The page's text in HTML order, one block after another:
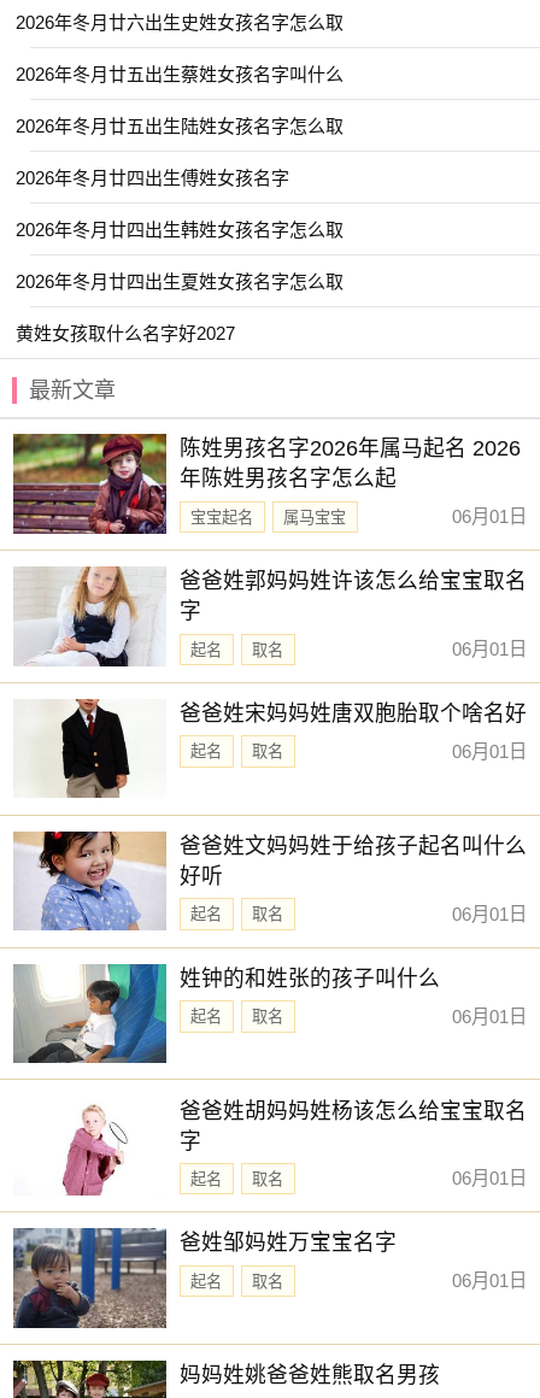
【云谣】 【书睿】 【书娴】 【亦闲】
【其晟】 【云昕】 【书敏】 【东璟】
【亭然】 【云枫】 【书言】 【佳昊】
【仰浩】 【元捷】 【华琪】 【乐淳】
【云晏】 【书承】 【书弘】 【云轼】
【冰颜】 【书颜】 【优艺】 【书言】
【予欣】 【依雯】 【云浩】 【元姝】
【云溪】 【义瑶】 【允廷】 【书蕴】
【书梦】 【冰莹】 【伊然】 【仕淇】
【元清】 【乐淳】 【亦洋】 【云涵】
【佩娴】 【初岚】 【乐洋】 【佳辰】
【乐博】 【卿林】 【云溪】 【云栋】
【乐川】 【书智】 【乔雅】 【可清】
【予诺】 【亦君】 【乐诗】 【乔毅】
【其书】 【俞昭】 【冬瑶】 【乐钧】
【亦航】 【冉婕】 【亦勋】 【云碧】
【乐渝】 【兰琳】 【净秋】 【亦洋】
【云琪】 【兰佩】 【函琪】 【乔苒】
【佩琼】 【之学】 【乐绮】 【冰洋】
【兆佳】 【书闻】 【云惟】 【云昕】
赐子好名，能伴子一生。想给宝宝取一个好名字吗？选
择下方的【宝宝起名】，为孩子起一个吉利的好名字吧。
2026年冬月廿六出生史姓女孩名字怎么取
2026年冬月廿五出生蔡姓女孩名字叫什么
2026年冬月廿五出生陆姓女孩名字怎么取
2026年冬月廿四出生傅姓女孩名字
2026年冬月廿四出生韩姓女孩名字怎么取
2026年冬月廿四出生夏姓女孩名字怎么取
黄姓女孩取什么名字好2027
最新文章
陈姓男孩名字2026年属马起名 2026
年陈姓男孩名字怎么起
宝宝起名
属马宝宝
新生儿取名
06月01日
爸爸姓郭妈妈姓许该怎么给宝宝取名
字
起名 取名 06月01日
爸爸姓宋妈妈姓唐双胞胎取个啥名好
起名 取名 06月01日
爸爸姓文妈妈姓于给孩子起名叫什么
好听
起名 取名 06月01日
姓钟的和姓张的孩子叫什么
起名 取名 06月01日
爸爸姓胡妈妈姓杨该怎么给宝宝取名
字
起名 取名 06月01日
爸姓邹妈姓万宝宝名字
起名 取名 06月01日
妈妈姓姚爸爸姓熊取名男孩